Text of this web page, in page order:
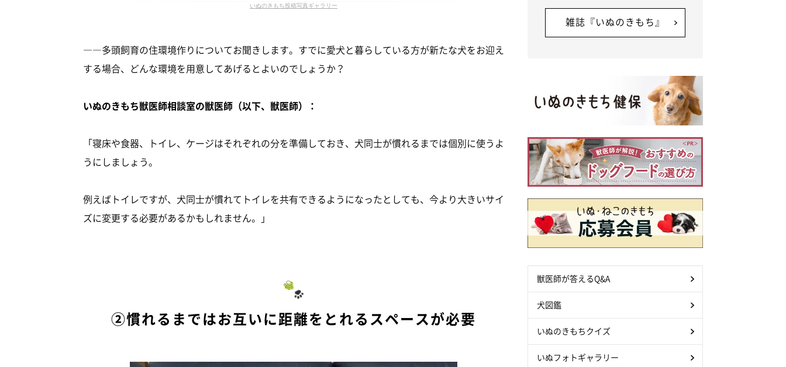
いぬのきもち投稿写真ギャラリー
――多頭飼育の住環境作りについてお聞きします。すでに愛犬と暮らしている方が新たな犬をお迎え
する場合、どんな環境を用意してあげるとよいのでしょうか？
いぬのきもち獣医師相談室の獣医師（以下、獣医師）：
「寝床や食器、トイレ、ケージはそれぞれの分を準備しておき、犬同士が慣れるまでは個別に使うよ
うにしましょう。
例えばトイレですが、犬同士が慣れてトイレを共有できるようになったとしても、今より大きいサイ
ズに変更する必要があるかもしれません。」
②慣れるまではお互いに距離をとれるスペースが必要
雑誌『いぬのきもち』
獣医師が答えるQ&A
犬図鑑
いぬのきもちクイズ
いぬフォトギャラリー